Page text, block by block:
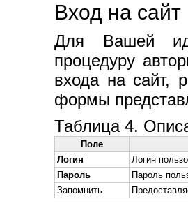
Вход на сайт
Для Вашей
процедуру
входа на сайт,
формы
Таблица 4.
Поле
Логин
Логин
Пароль
Пароль
Запомнить